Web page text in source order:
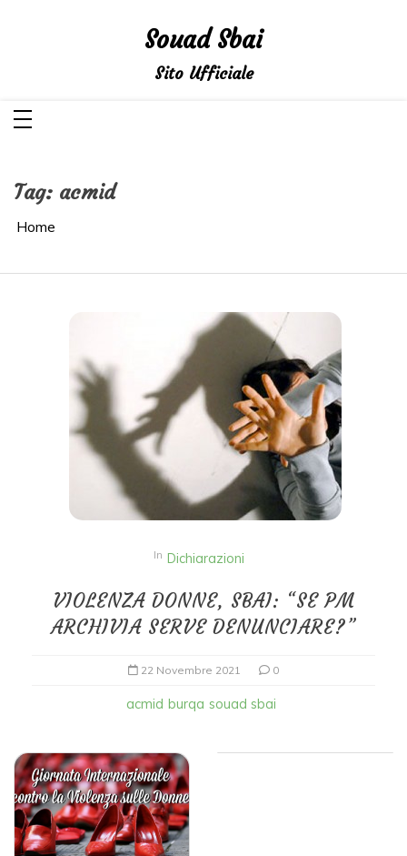
Souad Sbai
Sito Ufficiale
Tag: acmid
Home
In Dichiarazioni
VIOLENZA DONNE, SBAI: “SE PM
ARCHIVIA SERVE DENUNCIARE?”
22 Novembre 2021 0
acmid burqa souad sbai